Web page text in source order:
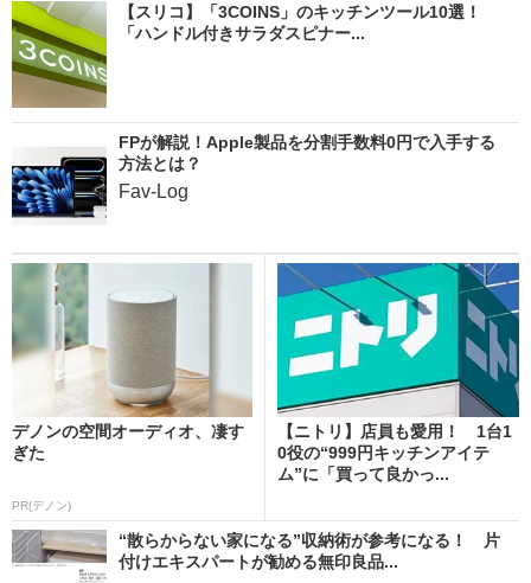
【スリコ】「3COINS」のキッチンツール10選！
「ハンドル付きサラダスピナー...
FPが解説！Apple製品を分割手数料0円で入手する
方法とは？
Fav-Log
デノンの空間オーディオ、凄す
ぎた
PR(デノン)
【ニトリ】店員も愛用！ 1台1
0役の“999円キッチンアイテ
ム”に「買って良かっ...
“散らからない家になる”収納術が参考になる！ 片
付けエキスパートが勧める無印良品...